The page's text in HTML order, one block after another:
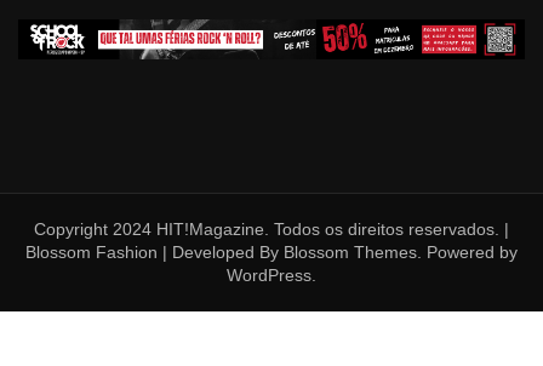
Copyright 2024 HIT!Magazine. Todos os direitos reservados. |
Blossom Fashion | Developed By Blossom Themes . Powered by
WordPress